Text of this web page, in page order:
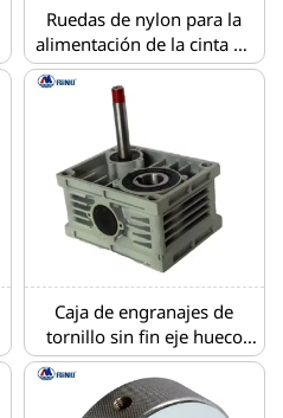
Ruedas de nylon para la
alimentación de la cinta de
la plegadora encoladora
Caja de engranajes de
tornillo sin fin eje hueco
reductor de tornillo sin fin